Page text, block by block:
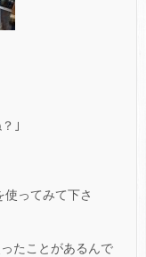
｣
ってみて下さ
たことがあるんで